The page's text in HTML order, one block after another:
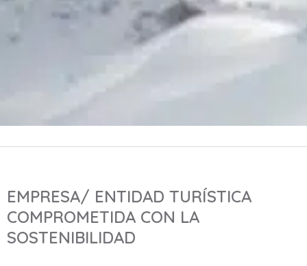
EMPRESA/ ENTIDAD TURÍSTICA
COMPROMETIDA CON LA
SOSTENIBILIDAD